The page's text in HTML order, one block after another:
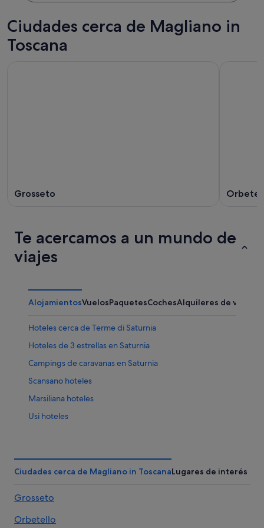
Ciudades cerca de Magliano in
Toscana
Grosseto
Te acercamos a un mundo de
viajes
AlojamientosVuelosPaquetesCochesAlquileres de
Hoteles cerca de Terme di Saturnia
Hoteles de 3 estrellas en Saturnia
Campings de caravanas en Saturnia
Scansano hoteles
Marsiliana hoteles
Usi hoteles
Apartamentos en Saturnia
Hoteles baratos en Grosseto
Magliano in Toscana hoteles
Ciudades cerca de Magliano in ToscanaLugares de interés
Grosseto
Orbetello